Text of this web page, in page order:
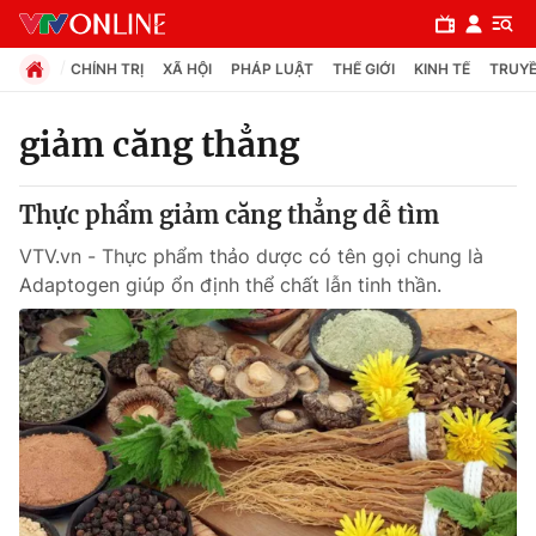
Chuyên mục
Xã hội
Pháp luật
Y tế
Thế giới
CHÍNH TRỊ XÃ HỘI PHÁP LUẬT THẾ GIỚI KINH TẾ
giảm căng thẳng
Thực phẩm giảm căng thẳng dễ tìm
VTV.vn - Thực phẩm thảo dược có tên gọi chung là
Adaptogen giúp ổn định thể chất lẫn tinh thần.